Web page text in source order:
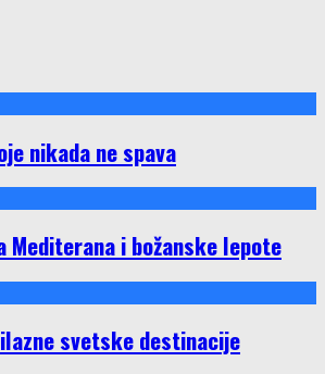
nikada ne spava
Mediterana i božanske lepote
svetske destinacije